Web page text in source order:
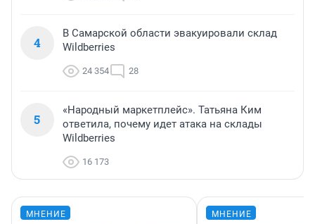
4
В Самарской области эвакуировали склад
Wildberries
24 354 28
5
«Народный маркетплейс». Татьяна Ким
ответила, почему идет атака на склады
Wildberries
16 173
МНЕНИЕ МНЕНИЕ